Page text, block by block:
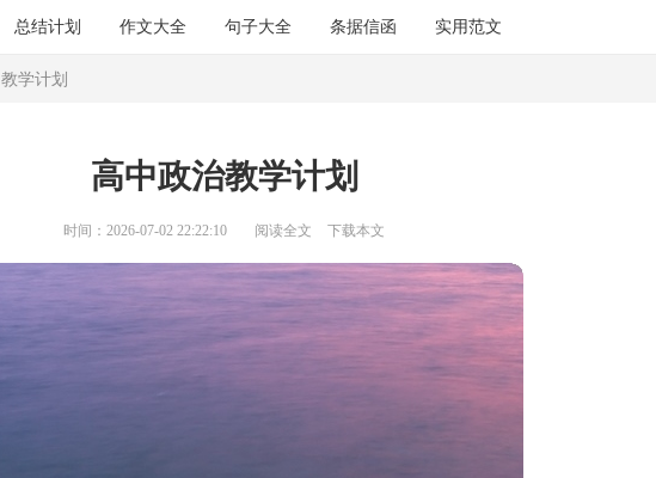
总结计划 作文大全 句子大全 条据信函 实用范文
教学计划
高中政治教学计划
时间：2026-07-02 22:22:10 阅读全文 下载本文